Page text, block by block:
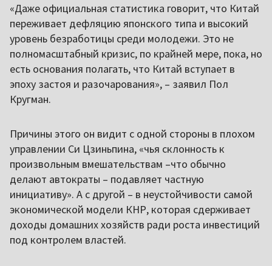
«Даже официальная статистика говорит, что Китай
переживает дефляцию японского типа и высокий
уровень безработицы среди молодежи. Это не
полномасштабный кризис, по крайней мере, пока, но
есть основания полагать, что Китай вступает в
эпоху застоя и разочарования», – заявил Пол
Кругман.
Причины этого он видит с одной стороны в плохом
управлении Си Цзиньпина, «чья склонность к
произвольным вмешательствам –что обычно
делают автократы – подавляет частную
инициативу». А с другой – в неустойчивости самой
экономической модели КНР, которая сдерживает
доходы домашних хозяйств ради роста инвестиций
под контролем властей.